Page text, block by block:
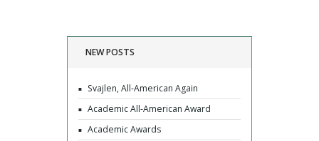
NEW POSTS
Svajlen, All-American Again
Academic All-American Award
Academic Awards